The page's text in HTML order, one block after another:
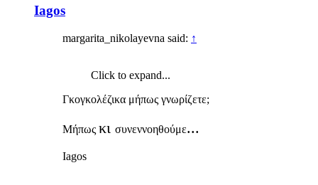
Iagos
margarita_nikolayevna said: ↑
Click to expand...
Γκογκολέζικα μήπως γνωρίζετε;
Μήπως κι συνεννοηθούμε...
Iagos